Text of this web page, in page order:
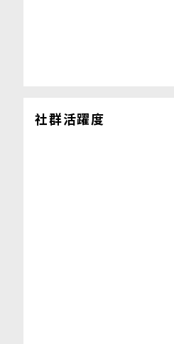
社群活躍度